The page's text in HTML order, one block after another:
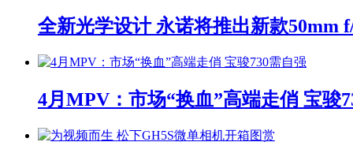
全新光学设计 永诺将推出新款50mm
4月MPV：市场“换血”高端走俏 宝骏